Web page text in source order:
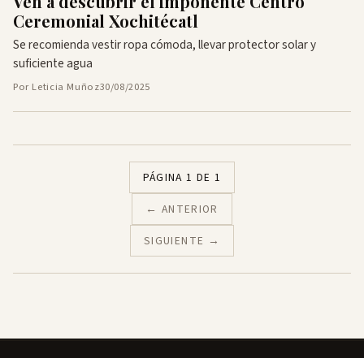
Ceremonial Xochitécatl
Se recomienda vestir ropa cómoda, llevar protector solar y
suficiente agua
Por Leticia Muñoz30/08/2025
← ANTERIOR
PÁGINA 1 DE 1
SIGUIENTE →